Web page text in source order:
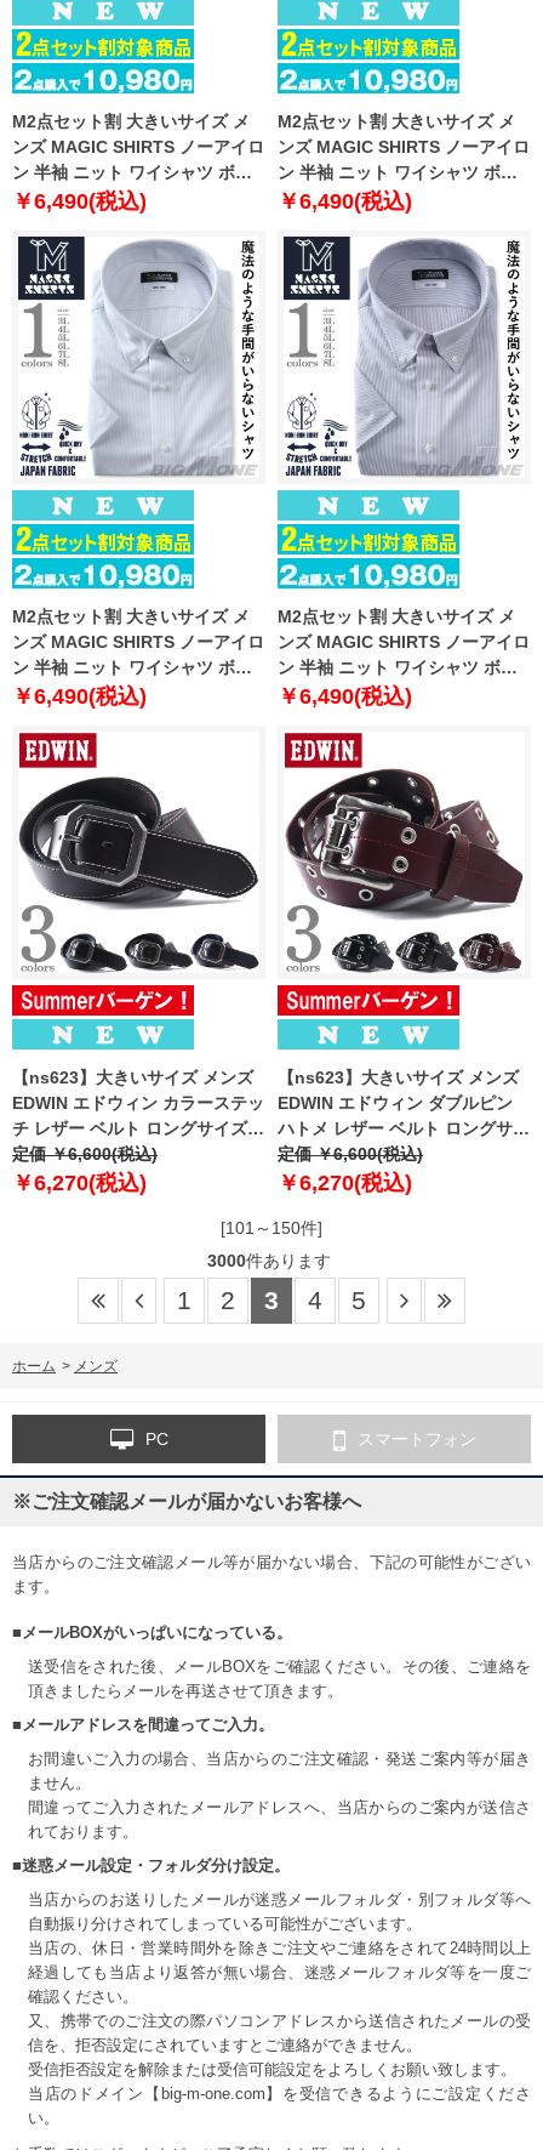
M2点セット割 大きいサイズ メ
ンズ MAGIC SHIRTS ノーアイロ
ン 半袖 ニット ワイシャツ ボタ
ンダウン 吸水速乾 ストレッチ 日
23bd
￥6,490(税込)
M2点セット割 大きいサイズ メ
ンズ MAGIC SHIRTS ノーアイロ
ン 半袖 ニット ワイシャツ ボタ
ンダウン 吸水速乾 ストレッチ 日
24bd
￥6,490(税込)
M2点セット割 大きいサイズ メ
ンズ MAGIC SHIRTS ノーアイロ
ン 半袖 ニット ワイシャツ ボタ
ンダウン 吸水速乾 ストレッチ 日
25bd
￥6,490(税込)
M2点セット割 大きいサイズ メ
ンズ MAGIC SHIRTS ノーアイロ
ン 半袖 ニット ワイシャツ ボタ
ンダウン 吸水速乾 ストレッチ 日
26bd
￥6,490(税込)
【ns623】大きいサイズ メンズ
EDWIN エドウィン カラーステッ
チ レザー ベルト ロングサイズ
春夏新作 0111256
定価 ￥6,600(税込)
￥6,270(税込)
【ns623】大きいサイズ メンズ
EDWIN エドウィン ダブルピン
ハトメ レザー ベルト ロングサイ
ズ 春夏新作 0111257
定価 ￥6,600(税込)
￥6,270(税込)
[101～150件]
3000件あります
1 2 3 4 5
ホーム > メンズ
PC スマートフォン
※ご注文確認メールが届かないお客様へ
当店からのご注文確認メール等が届かない場合、下記の可能性がござい
ます。
■メールBOXがいっぱいになっている。
送受信をされた後、メールBOXをご確認ください。その後、ご連絡を
頂きましたらメールを再送させて頂きます。
■メールアドレスを間違ってご入力。
お間違いご入力の場合、当店からのご注文確認・発送ご案内等が届き
ません。
間違ってご入力されたメールアドレスへ、当店からのご案内が送信さ
れております。
■迷惑メール設定・フォルダ分け設定。
当店からのお送りしたメールが迷惑メールフォルダ・別フォルダ等へ
自動振り分けされてしまっている可能性がございます。
当店の、休日・営業時間外を除きご注文やご連絡をされて24時間以上
経過しても当店より返答が無い場合、迷惑メールフォルダ等を一度ご
確認ください。
又、携帯でのご注文の際パソコンアドレスから送信されたメールの受
信を、拒否設定にされていますとご連絡ができません。
受信拒否設定を解除または受信可能設定をよろしくお願い致します。
当店のドメイン【big-m-one.com】を受信できるようにご設定くださ
い。